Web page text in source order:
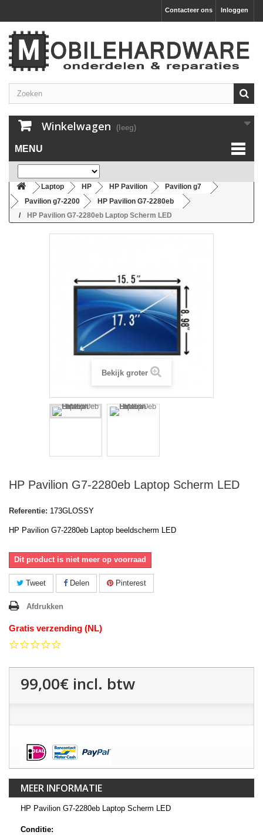
Inloggen
Contacteer ons
Winkelwagen (leeg)
MENU
Laptop HP HP Pavilion
Pavilion g7
Pavilion g7-2200
HP Pavilion G7-2280eb
HP Pavilion G7-2280eb Laptop Scherm LED
Bekijk groter
HP Pavilion G7-2280eb Laptop Scherm LED
Referentie: 173GLOSSY
HP Pavilion G7-2280eb Laptop beeldscherm LED
Dit product is niet meer op voorraad
Tweet Delen Pinterest
Afdrukken
Gratis verzending (NL)
99,00€ incl. btw
MEER INFORMATIE
HP Pavilion G7-2280eb Laptop Scherm LED
Conditie: